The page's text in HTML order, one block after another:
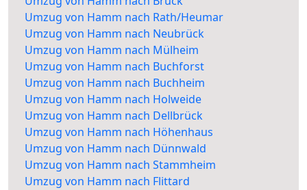
Umzug von Hamm nach Rath/Heumar
Umzug von Hamm nach Neubrück
Umzug von Hamm nach Mülheim
Umzug von Hamm nach Buchforst
Umzug von Hamm nach Buchheim
Umzug von Hamm nach Holweide
Umzug von Hamm nach Dellbrück
Umzug von Hamm nach Höhenhaus
Umzug von Hamm nach Dünnwald
Umzug von Hamm nach Stammheim
Umzug von Hamm nach Flittard